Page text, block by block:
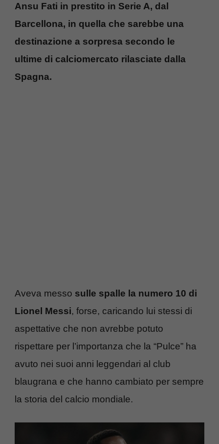
Ansu Fati in prestito in Serie A, dal
Barcellona, in quella che sarebbe una
destinazione a sorpresa secondo le
ultime di calciomercato rilasciate dalla
Spagna.
Aveva messo sulle spalle la numero 10 di
Lionel Messi, forse, caricando lui stessi di
aspettative che non avrebbe potuto
rispettare per l’importanza che la “Pulce” ha
avuto nei suoi anni leggendari al club
blaugrana e che hanno cambiato per sempre
la storia del calcio mondiale.